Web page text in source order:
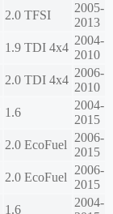
2.0 TFSI
2005-
2013
1.9 TDI 4x4
2004-
2010
2.0 TDI 4x4
2006-
2010
1.6
2004-
2015
2.0 EcoFuel
2006-
2015
2.0 EcoFuel
2006-
2015
1.6
2004-